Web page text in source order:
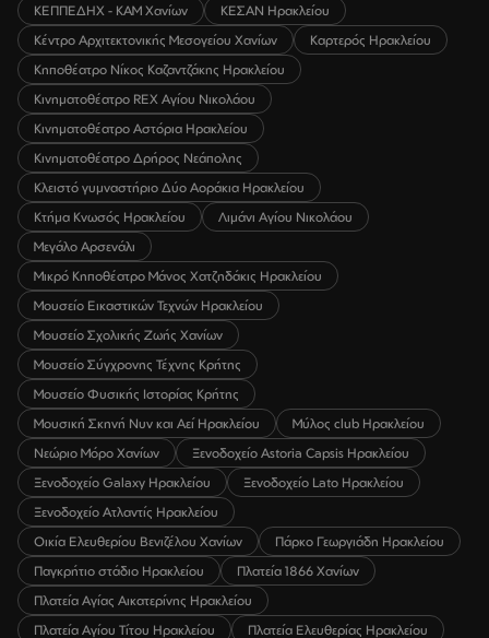
ΚΕΠΠΕΔΗΧ - ΚΑΜ Χανίων
ΚΕΣΑΝ Ηρακλείου
Κέντρο Αρχιτεκτονικής Μεσογείου Χανίων
Καρτερός Ηρακλείου
Κηποθέατρο Νίκος Καζαντζάκης Ηρακλείου
Κινηματοθέατρο REX Αγίου Νικολάου
Κινηματοθέατρο Αστόρια Ηρακλείου
Κινηματοθέατρο Δρήρος Νεάπολης
Κλειστό γυμναστήριο Δύο Αοράκια Ηρακλείου
Κτήμα Κνωσός Ηρακλείου
Λιμάνι Αγίου Νικολάου
Μεγάλο Αρσενάλι
Μικρό Κηποθέατρο Μάνος Χατζηδάκις Ηρακλείου
Μουσείο Εικαστικών Τεχνών Ηρακλείου
Μουσείο Σχολικής Ζωής Χανίων
Μουσείο Σύγχρονης Τέχνης Κρήτης
Μουσείο Φυσικής Ιστορίας Κρήτης
Μουσική Σκηνή Νυν και Αεί Ηρακλείου
Μύλος club Ηρακλείου
Νεώριο Μόρο Χανίων
Ξενοδοχείο Astoria Capsis Ηρακλείου
Ξενοδοχείο Galaxy Ηρακλείου
Ξενοδοχείο Lato Ηρακλείου
Ξενοδοχείο Ατλαντίς Ηρακλείου
Οικία Ελευθερίου Βενιζέλου Χανίων
Πάρκο Γεωργιάδη Ηρακλείου
Παγκρήτιο στάδιο Ηρακλείου
Πλατεία 1866 Χανίων
Πλατεία Αγίας Αικατερίνης Ηρακλείου
Πλατεία Αγίου Τίτου Ηρακλείου
Πλατεία Ελευθερίας Ηρακλείου